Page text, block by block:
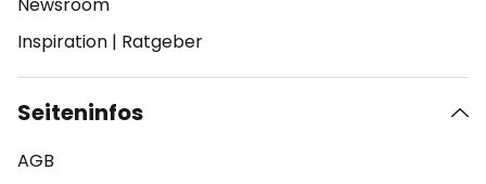
Inspiration | Ratgeber
Seiteninfos
AGB